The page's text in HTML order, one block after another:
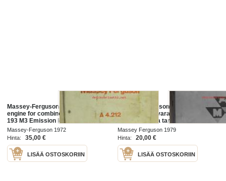
Massey-Ferguson A 4.212 Perkins
engine for combine MF 186 419
193 M3 Emission I-V/72 -
leikkuupuimurin moottorin
varaosaluettelo englanniksi,
saksaksi ja ranskaksi
Massey-Ferguson 1972
Hinta:
35,00 €
LISÄÄ OSTOSKORIIN
Massey-Ferguson 2000
accessories -varaosaluettelo -
lisälaitteiden ja tarvikkeiden
varaosat
Massey Ferguson 1979
Hinta:
20,00 €
LISÄÄ OSTOSKORIIN